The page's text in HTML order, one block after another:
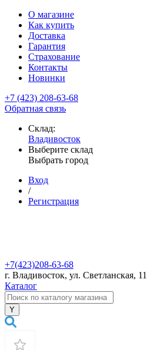
О магазине
Как купить
Доставка
Гарантия
Страхование
Контакты
Новинки
+7 (423) 208-63-68
Обратная связь
Склад:
Владивосток
Выберите склад
Выбрать город
Вход
/
Регистрация
+7(423)208-63-68
г. Владивосток, ул. Светланская,
Каталог